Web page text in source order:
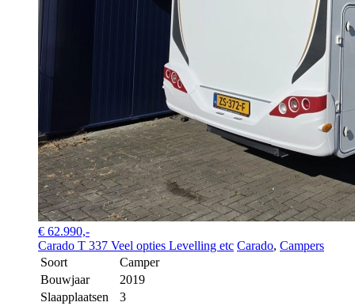
€ 62.990,-
Carado T 337 Veel opties Levelling etc Carado, Campers
Soort
Camper
Bouwjaar
2019
Slaapplaatsen
3